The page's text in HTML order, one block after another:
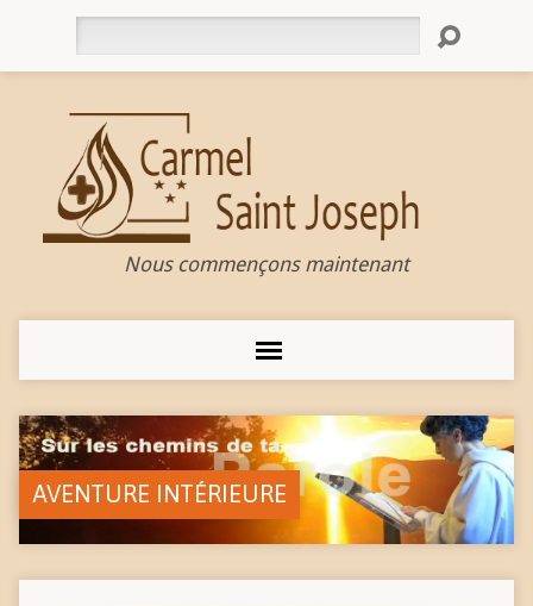
Nous commençons maintenant
AVENTURE INTÉRIEURE